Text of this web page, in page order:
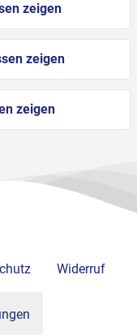
zeigen
zeigen
zeigen
Widerruf